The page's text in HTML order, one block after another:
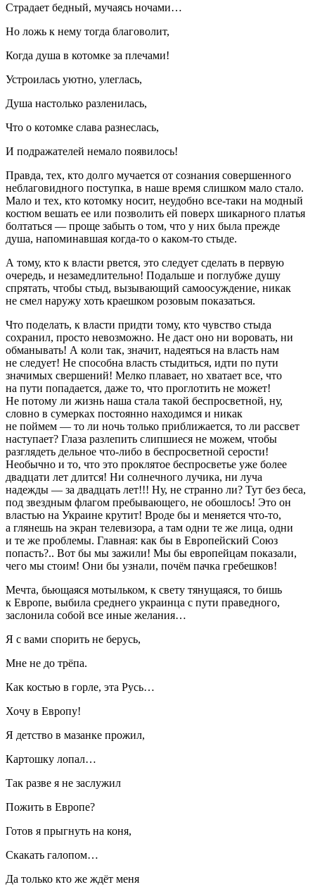
Страдает бедный, мучаясь ночами…
Но ложь к нему тогда благоволит,
Когда душа в котомке за плечами!
Устроилась уютно, улеглась,
Душа настолько разленилась,
Что о котомке слава разнеслась,
И подражателей немало появилось!
Правда, тех, кто долго мучается от сознания совершенного
неблаговидного поступка, в наше время слишком мало стало.
Мало и тех, кто котомку носит, неудобно все-таки на модный
костюм вешать ее или позволить ей поверх шикарного платья
болтаться — проще забыть о том, что у них была прежде
душа, напоминавшая когда-то о каком-то стыде.
А тому, кто к власти рвется, это следует сделать в первую
очередь, и незамедлительно! Подальше и поглубже душу
спрятать, чтобы стыд, вызывающий самоосуждение, никак
не смел наружу хоть краешком розовым показаться.
Что поделать, к власти придти тому, кто чувство стыда
сохранил, просто невозможно. Не даст оно ни воровать, ни
обманывать! А коли так, значит, надеяться на власть нам
не следует! Не способна власть стыдиться, идти по пути
значимых свершений! Мелко плавает, но хватает все, что
на пути попадается, даже то, что проглотить не может!
Не потому ли жизнь наша стала такой беспросветной, ну,
словно в сумерках постоянно находимся и никак
не поймем — то ли ночь только приближается, то ли рассвет
наступает? Глаза разлепить слипшиеся не можем, чтобы
разглядеть дельное что-либо в беспросветной серости!
Необычно и то, что это проклятое беспросветье уже более
двадцати лет длится! Ни солнечного лучика, ни луча
надежды — за двадцать лет!!! Ну, не странно ли? Тут без беса,
под звездным флагом пребывающего, не обошлось! Это он
властью на Украине крутит! Вроде бы и меняется что-то,
а глянешь на экран телевизора, а там одни те же лица, одни
и те же проблемы. Главная: как бы в Европейский Союз
попасть?.. Вот бы мы зажили! Мы бы европейцам показали,
чего мы стоим! Они бы узнали, почём пачка гребешков!
Мечта, бьющаяся мотыльком, к свету тянущаяся, то бишь
к Европе, выбила среднего украинца с пути праведного,
заслонила собой все иные желания…
Я с вами спорить не берусь,
Мне не до трёпа.
Как костью в горле, эта Русь…
Хочу в Европу!
Я детство в мазанке прожил,
Картошку лопал…
Так разве я не заслужил
Пожить в Европе?
Готов я прыгнуть на коня,
Скакать галопом…
Да только кто же ждёт меня